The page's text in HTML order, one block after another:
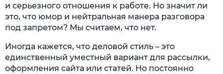
и серьезного отношения к работе. Но значит ли
это, что юмор и нейтральная манера разговора
под запретом? Мы считаем, что нет.
Иногда кажется, что деловой стиль – это
единственный уместный вариант для рассылки,
оформления сайта или статей. Но постоянно